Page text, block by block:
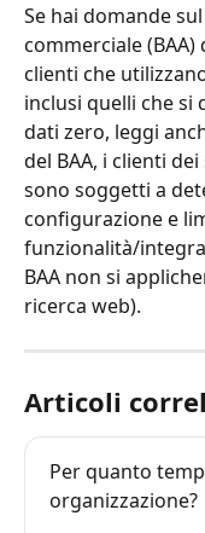
Se hai domande
commerciale
clienti che
inclusi quelli che si
dati zero, leggi
del BAA, i clienti
sono soggetti a
configurazione e
funzionalità/
BAA non si
ricerca web).
Articoli
Per quanto
organizzazione?